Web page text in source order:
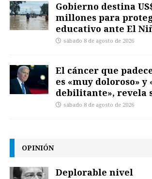
Gobierno destina
millones para
educativo ante El
sábado 8 de agosto de 2026
El cáncer que
es «muy doloroso» y
debilitante», revela
sábado 8 de agosto de 2026
OPINIÓN
Deplorable nivel